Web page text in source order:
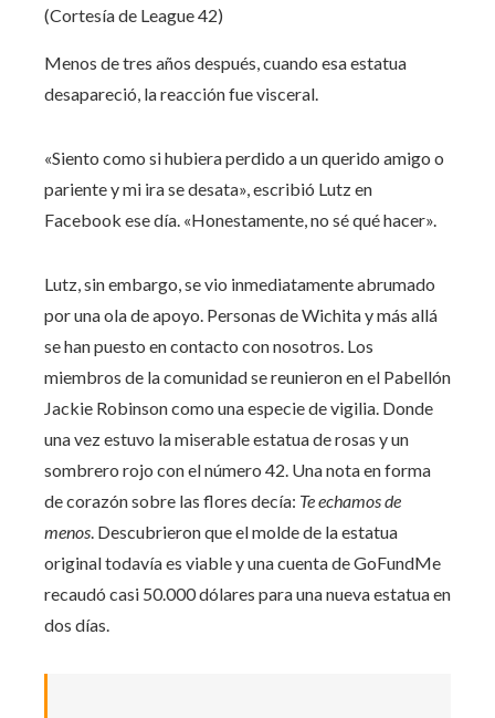
(Cortesía de League 42)
Menos de tres años después, cuando esa estatua
desapareció, la reacción fue visceral.
«Siento como si hubiera perdido a un querido amigo o
pariente y mi ira se desata», escribió Lutz en
Facebook ese día. «Honestamente, no sé qué hacer».
Lutz, sin embargo, se vio inmediatamente abrumado
por una ola de apoyo. Personas de Wichita y más allá
se han puesto en contacto con nosotros. Los
miembros de la comunidad se reunieron en el Pabellón
Jackie Robinson como una especie de vigilia. Donde
una vez estuvo la miserable estatua de rosas y un
sombrero rojo con el número 42. Una nota en forma
de corazón sobre las flores decía: Te echamos de
menos. Descubrieron que el molde de la estatua
original todavía es viable y una cuenta de GoFundMe
recaudó casi 50.000 dólares para una nueva estatua en
dos días.